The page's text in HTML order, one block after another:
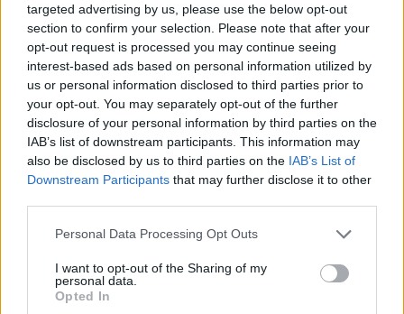
targeted advertising by us, please use the below opt-out
section to confirm your selection. Please note that after your
opt-out request is processed you may continue seeing
interest-based ads based on personal information utilized by
us or personal information disclosed to third parties prior to
your opt-out. You may separately opt-out of the further
disclosure of your personal information by third parties on the
IAB’s list of downstream participants. This information may
also be disclosed by us to third parties on the IAB’s List of
Downstream Participants that may further disclose it to other
Please note that this website/app uses one or more Google
not limited to your visit or usage behaviour. You may click to
grant or deny consent to Google and its third-party tags to
use your data for below specified purposes in below Google
Personal Data Processing Opt Outs
I want to opt-out of the Sharing of my
personal data.
Opted In
Brent cae un 8.3% y arrastra a las materias primas en agosto
Lucía Herrera · 6 Ago 2026
CRIPTOMONEDAS